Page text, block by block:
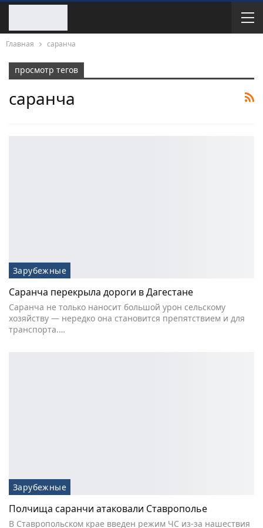
Главная саранча
просмотр тегов
саранча
Зарубежные
Саранча перекрыла дороги в Дагестане
Саранча не только наносит большой урон сельскому
хозяйству — нередко она становится препятствием и для
транспорта.…
Зарубежные
Полчища саранчи атаковали Ставрополье
В Ставропольском крае введен режим ЧС из-за нашествия